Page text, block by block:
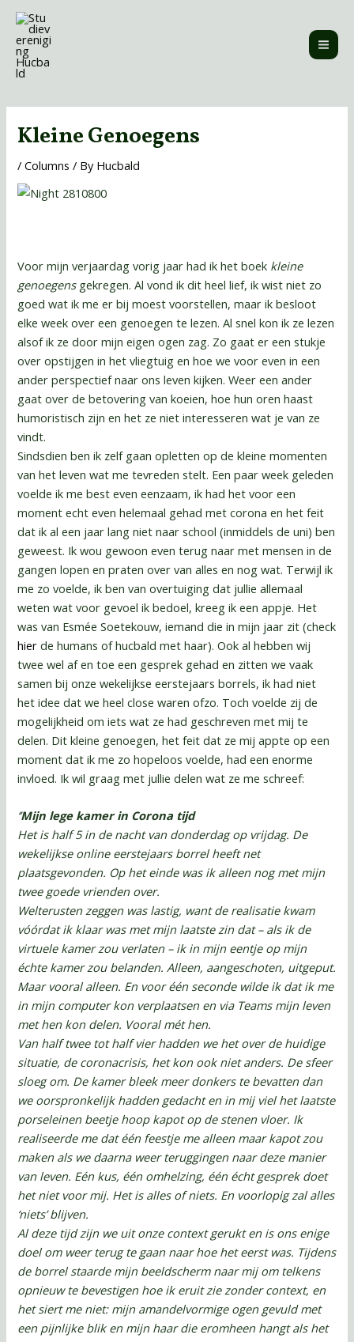
Skip
content
Kleine Genoegens
/Columns / By Hucbald
Voor mijn verjaardag vorig jaar had ik het boek kleine
genoegensgekregen. Al vond ik dit heel lief, ik wist niet zo
goed wat ik me er bij moest voorstellen, maar ik besloot
elke week over een genoegen te lezen. Al snel kon ik ze lezen
alsof ik ze door mijn eigen ogen zag. Zo gaat er een stukje
over opstijgen in het vliegtuig en hoe we voor even in een
ander perspectief naar ons leven kijken. Weer een ander
gaat over de betovering van koeien, hoe hun oren haast
humoristisch zijn en het ze niet interesseren wat je van ze
vindt.
Sindsdien ben ik zelf gaan opletten op de kleine momenten
van het leven wat me tevreden stelt. Een paar week geleden
voelde ik me best even eenzaam, ik had het voor een
moment echt even helemaal gehad met corona en het feit
dat ik al een jaar lang niet naar school (inmiddels de uni) ben
geweest. Ik wou gewoon even terug naar met mensen in de
gangen lopen en praten over van alles en nog wat. Terwijl ik
me zo voelde, ik ben van overtuiging dat jullie allemaal
weten wat voor gevoel ik bedoel, kreeg ik een appje. Het
was van Esmée Soetekouw, iemand die in mijn jaar zit (check
hier de humans of hucbald met haar). Ook al hebben wij
twee wel af en toe een gesprek gehad en zitten we vaak
samen bij onze wekelijkse eerstejaars borrels, ik had niet
het idee dat we heel close waren ofzo. Toch voelde zij de
mogelijkheid om iets wat ze had geschreven met mij te
delen. Dit kleine genoegen, het feit dat ze mij appte op een
moment dat ik me zo hopeloos voelde, had een enorme
invloed. Ik wil graag met jullie delen wat ze me schreef:
‘’Mijn lege kamer in Corona tijd
Het is half 5 in de nacht van donderdag op vrijdag. De
wekelijkse online eerstejaars borrel heeft net
plaatsgevonden. Op het einde was ik alleen nog met mijn
twee goede vrienden over.
Welterusten zeggen was lastig, want de realisatie kwam
vóórdat ik klaar was met mijn laatste zin dat – als ik de
virtuele kamer zou verlaten – ik in mijn eentje op mijn
échte kamer zou belanden. Alleen, aangeschoten, uitgeput.
Maar vooral alleen. En voor één seconde wilde ik dat ik me
in mijn computer kon verplaatsen en via Teams mijn leven
met hen kon delen. Vooral mét hen.
Van half twee tot half vier hadden we het over de huidige
situatie, de coronacrisis, het kon ook niet anders. De sfeer
sloeg om. De kamer bleek meer donkers te bevatten dan
we oorspronkelijk hadden gedacht en in mij viel het laatste
porseleinen beetje hoop kapot op de stenen vloer. Ik
realiseerde me dat één feestje me alleen maar kapot zou
maken als we daarna weer teruggingen naar deze manier
van leven. Eén kus, één omhelzing, één écht gesprek doet
het niet voor mij. Het is alles of niets. En voorlopig zal alles
‘niets’ blijven.
Al deze tijd zijn we uit onze context gerukt en is ons enige
doel om weer terug te gaan naar hoe het eerst was. Tijdens
de borrel staarde mijn beeldscherm naar mij om telkens
opnieuw te bevestigen hoe ik eruit zie zonder context, en
het siert me niet: mijn amandelvormige ogen gevuld met
een pijnlijke blik en mijn haar die eromheen hangt als het